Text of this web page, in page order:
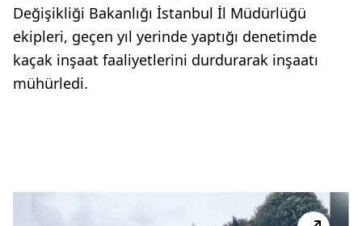
Değişikliği Bakanlığı İstanbul İl Müdürlüğü
ekipleri, geçen yıl yerinde yaptığı denetimde
kaçak inşaat faaliyetlerini durdurarak inşaatı
mühürledi.